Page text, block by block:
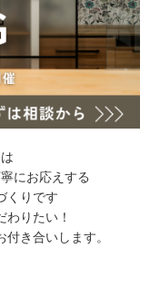
にお応えする
くりです
りたい！
き合いします。